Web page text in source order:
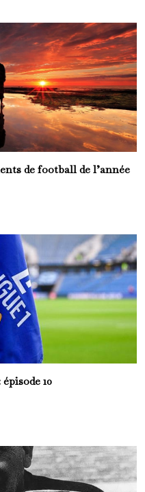
de football de l’année
10